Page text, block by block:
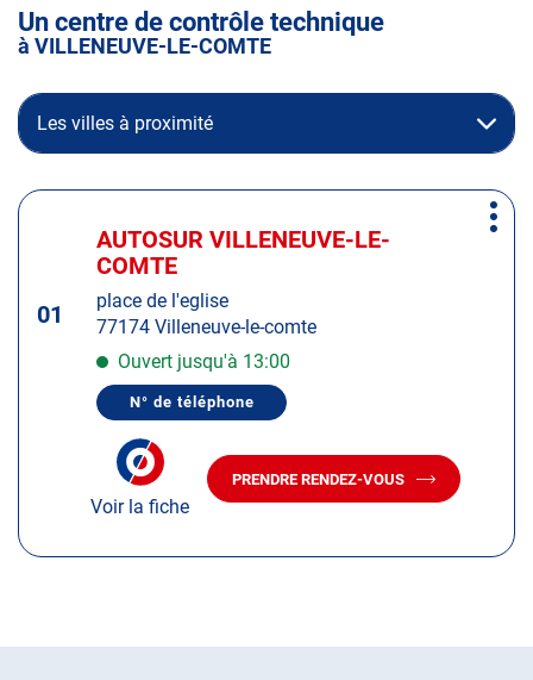
Un centre de contrôle technique
à VILLENEUVE-LE-COMTE
Les villes à proximité
Appuyer
ENTRÉE
informations
01
Centre
:
AUTOSUR VILLENEUVE-LE-
COMTE
place de l'eglise
77174 Villeneuve-le-comte
Ouvert jusqu'à 13:00
N° de téléphone
AFFICHER
TÉLÉPHONE
VILLENEUVE-
Voir la fiche
PRENDRE RENDEZ-VOUS
AVEC
Plus